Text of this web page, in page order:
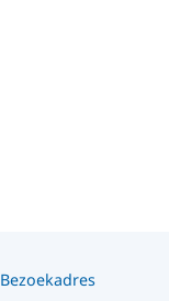
Bezoekadres